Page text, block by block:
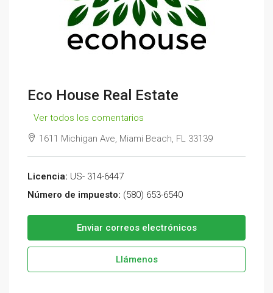
Eco House Real Estate
Ver todos los comentarios
1611 Michigan Ave, Miami Beach, FL 33139
Licencia: US- 314-6447
Número de impuesto: (580) 653-6540
Enviar correos electrónicos
Llámenos